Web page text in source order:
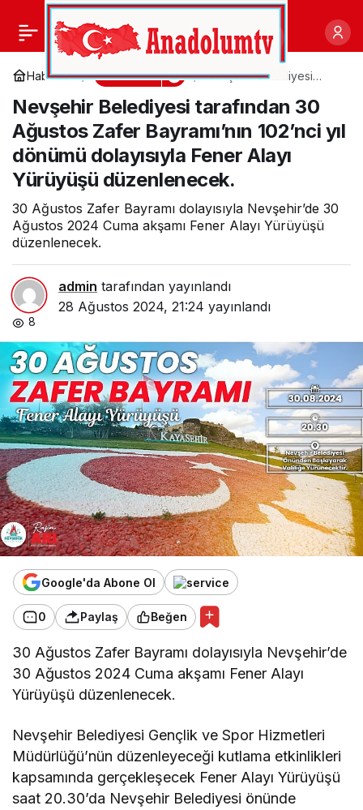
Haberler Gündem
Nevşehir Belediyesi
Zafer Bayramı’nın 102’nci
yıl dönümü dolayısıyla
Fener Alayı Yürüyüşü
Nevşehir Belediyesi tarafından 30
Ağustos Zafer Bayramı’nın 102’nci yıl
dönümü dolayısıyla Fener Alayı
Yürüyüşü düzenlenecek.
30 Ağustos Zafer Bayramı dolayısıyla Nevşehir’de 30
Ağustos 2024 Cuma akşamı Fener Alayı Yürüyüşü
düzenlenecek.
admin tarafından yayınlandı
28 Ağustos 2024, 21:24 yayınlandı
8
Google'da Abone Ol
0 Paylaş Beğen
30 Ağustos Zafer Bayramı dolayısıyla Nevşehir’de
30 Ağustos 2024 Cuma akşamı Fener Alayı
Yürüyüşü düzenlenecek.
Nevşehir Belediyesi Gençlik ve Spor Hizmetleri
Müdürlüğü’nün düzenleyeceği kutlama etkinlikleri
kapsamında gerçekleşecek Fener Alayı Yürüyüşü
saat 20.30’da Nevşehir Belediyesi önünde
Başkan
Çırpanoğlu’ndan pazar
ziyareti
Paylaş